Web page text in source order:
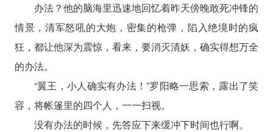
办法？他的脑海里迅速地回忆着昨天傍晚敢死冲锋的
情景，清军怒吼的大炮，密集的枪弹，陷入绝境时的疯
狂，都让他深为震惊，看来，要消灭清妖，确实得想万全
的办法。
“翼王，小人确实有办法！”罗阳略一思索，露出了笑
容，将帐篷里的四个人，一一扫视。
没有办法的时候，先答应下来缓冲下时间也行啊。